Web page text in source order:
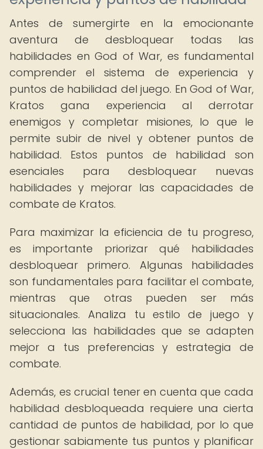
Antes de sumergirte en la emocionante
aventura de desbloquear todas las
habilidades en God of War, es fundamental
comprender el sistema de experiencia y
puntos de habilidad del juego. En God of War,
Kratos gana experiencia al derrotar
enemigos y completar misiones, lo que le
permite subir de nivel y obtener puntos de
habilidad. Estos puntos de habilidad son
esenciales para desbloquear nuevas
habilidades y mejorar las capacidades de
combate de Kratos.
Para maximizar la eficiencia de tu progreso,
es importante priorizar qué habilidades
desbloquear primero. Algunas habilidades
son fundamentales para facilitar el combate,
mientras que otras pueden ser más
situacionales. Analiza tu estilo de juego y
selecciona las habilidades que se adapten
mejor a tus preferencias y estrategia de
combate.
Además, es crucial tener en cuenta que cada
habilidad desbloqueada requiere una cierta
cantidad de puntos de habilidad, por lo que
gestionar sabiamente tus puntos y planificar